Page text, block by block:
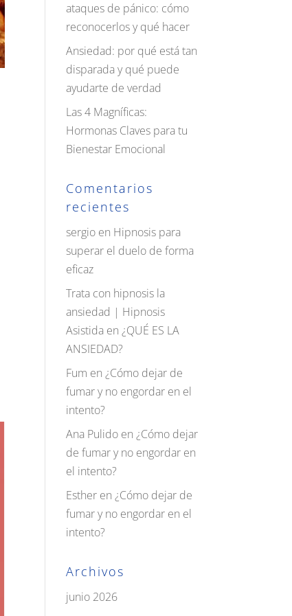
ataques de pánico: cómo
reconocerlos y qué hacer
Ansiedad: por qué está tan
disparada y qué puede
ayudarte de verdad
Las 4 Magníficas:
Hormonas Claves para tu
Bienestar Emocional
Comentarios
recientes
sergio en Hipnosis para
superar el duelo de forma
eficaz
Trata con hipnosis la
ansiedad | Hipnosis
Asistida en¿QUÉ ES LA
ANSIEDAD?
Fum en¿Cómo dejar de
fumar y no engordar en el
intento?
Ana Pulido en¿Cómo dejar
de fumar y no engordar en
el intento?
Esther en¿Cómo dejar de
fumar y no engordar en el
intento?
Archivos
junio 2026